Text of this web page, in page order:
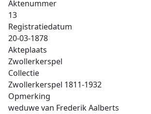
Aktenummer
13
Registratiedatum
20-03-1878
Akteplaats
Zwollerkerspel
Collectie
Zwollerkerspel 1811-1932
Opmerking
weduwe van Frederik Aalberts